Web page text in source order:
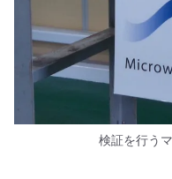
検証を行う